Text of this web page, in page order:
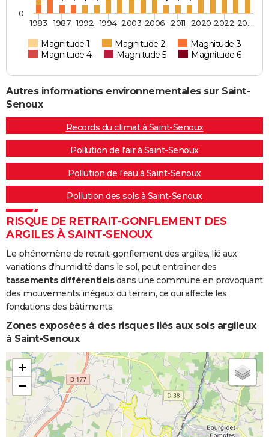
Magnitude 1 Magnitude 2
Magnitude 3
Magnitude 4
Magnitude 5 Magnitude 6
1983 1987 1992 1994 2003 2006 2011 2020 2022 20…
0
Autres informations environnementales sur Saint-
Senoux
Records du climat à Saint-Senoux
Pollution de l'air à Saint-Senoux
Pollution de l'eau à Saint-Senoux
Pollution des sols à Saint-Senoux
RISQUE DE RETRAIT-GONFLEMENT DES
ARGILES À SAINT-SENOUX
Le phénomène de retrait-gonflement des argiles, lié aux
variations d'humidité dans le sol, peut entraîner des
tassements différentielsdans une commune en provoquant
des mouvements inégaux du terrain, ce qui affecte les
fondations des bâtiments.
Zones exposées à des risques liés aux sols argileux
à Saint-Senoux
+
−